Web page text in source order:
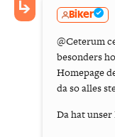
Biker
@Ceterum
besonders
Homepage
da so alles
Da hat